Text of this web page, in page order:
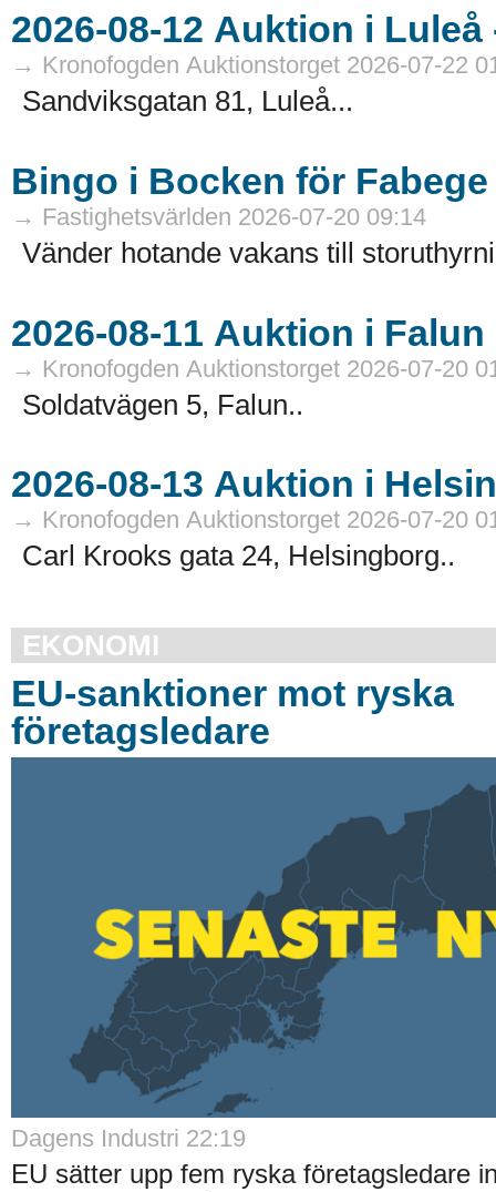
→ Kronofogden Auktionstorget 2026-07-22
Sandviksgatan 81, Luleå...
Bingo i Bocken för Fabege
→ Fastighetsvärlden 2026-07-20 09:14
Vänder hotande vakans till
→ Kronofogden Auktionstorget 2026-07-20
Soldatvägen 5, Falun..
→ Kronofogden Auktionstorget 2026-07-20
Carl Krooks gata 24, Helsingborg..
EKONOMI
EU-sanktioner mot ryska
företagsledare
Dagens Industri 22:19
EU sätter upp fem ryska företagsledare